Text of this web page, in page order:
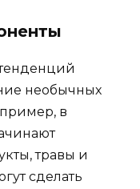
необычных
в
травы и
сделать